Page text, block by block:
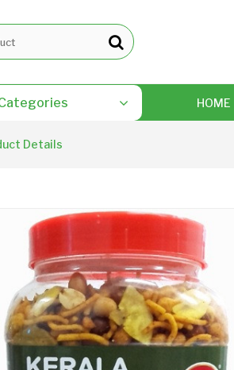
HOME
Details